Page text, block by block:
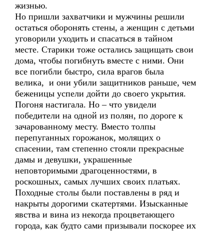
жизнью.
Но пришли захватчики и мужчины решили
остаться оборонять стены, а женщин с детьми
уговорили уходить и спасаться в тайном
месте. Старики тоже остались защищать свои
дома, чтобы погибнуть вместе с ними. Они
все погибли быстро, сила врагов была
велика, и они убили защитников раньше, чем
беженицы успели дойти до своего укрытия.
Погоня настигала. Но – что увидели
победители на одной из полян, по дороге к
зачарованному месту. Вместо толпы
перепуганных горожанок, молящих о
спасении, там степенно стояли прекрасные
дамы и девушки, украшенные
неповторимыми драгоценностями, в
роскошных, самых лучших своих платьях.
Походные столы были поставлены в ряд и
накрыты дорогими скатертями. Изысканные
явства и вина из некогда процветающего
города, как будто сами призывали поскорее их